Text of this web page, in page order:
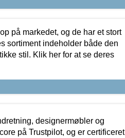
på markedet, og de har et stort
sortiment indeholder både den
stil. Klik her for at se deres
designermøbler og
på Trustpilot, og er certificeret